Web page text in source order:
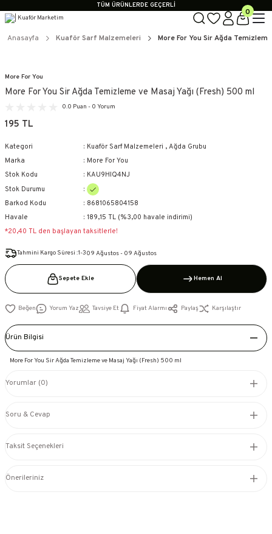
TÜM ÜRÜNLERDE GEÇERLİ
TÜM ÜRÜNLERDE GEÇERLİ
0
Anasayfa Kuaför Sarf Malzemeleri More For You Sir Ağda
More For You
More For You Sir Ağda Temizleme ve Masaj Yağı (Fresh) 500 ml
0.0 Puan - 0 Yorum
195 TL
Kategori Kuaför Sarf Malzemeleri , Ağda Grubu
Marka
More For You
Stok Kodu
KAU9HIQ4NJ
Stok Durumu
Barkod Kodu
8681065804158
Havale
189,15 TL (%3,00 havale indirimi)
*20,40 TL den başlayan taksitlerle!
Tahmini Kargo Süresi :1-309 Ağustos - 09 Ağustos
Sepete Ekle Hemen Al
Yorum Yaz Tavsiye Et Fiyat Alarmı Paylaş Karşılaştır
Ürün Bilgisi
More For You Sir Ağda Temizleme ve Masaj Yağı (Fresh) 500 ml
Yorumlar (0)
Soru & Cevap
Taksit Seçenekleri
Önerileriniz